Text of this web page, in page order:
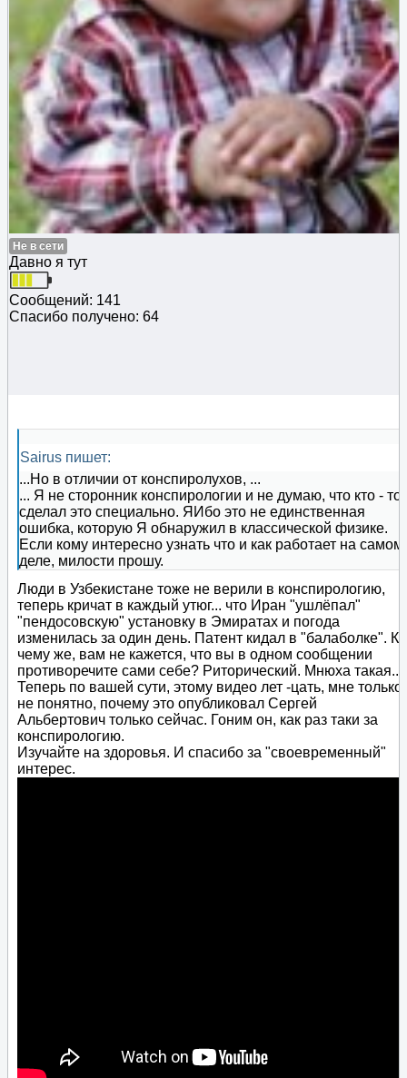
Не в сети
Давно я тут
Сообщений: 141
Спасибо получено: 64
Sairus пишет:
...Но в отличии от конспиролухов, ...
... Я не сторонник конспирологии и не думаю, что кто - то
сделал это специально. ЯИбо это не единственная
ошибка, которую Я обнаружил в классической физике.
Если кому интересно узнать что и как работает на самом
деле, милости прошу.
Люди в Узбекистане тоже не верили в конспирологию,
теперь кричат в каждый утюг... что Иран "ушлёпал"
"пендосовскую" установку в Эмиратах и погода
изменилась за один день. Патент кидал в "балаболке". К
чему же, вам не кажется, что вы в одном сообщении
противоречите сами себе? Риторический. Мнюха такая...
Теперь по вашей сути, этому видео лет -цать, мне только
не понятно, почему это опубликовал Сергей
Альбертович только сейчас. Гоним он, как раз таки за
конспирологию.
Изучайте на здоровья. И спасибо за "своевременный"
интерес.